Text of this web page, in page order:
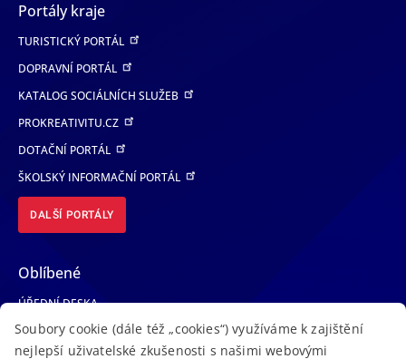
Portály kraje
TURISTICKÝ PORTÁL
DOPRAVNÍ PORTÁL
KATALOG SOCIÁLNÍCH SLUŽEB
PROKREATIVITU.CZ
DOTAČNÍ PORTÁL
ŠKOLSKÝ INFORMAČNÍ PORTÁL
DALŠÍ PORTÁLY
Oblíbené
ÚŘEDNÍ DESKA
TELEFONNÍ SEZNAM
Soubory cookie (dále též „cookies“) využíváme k zajištění
nejlepší uživatelské zkušenosti s našimi webovými